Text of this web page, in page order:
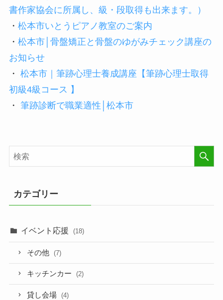
書作家協会に所属し、級・段取得も出来ます。）
・ 松本市いとうピアノ教室のご案内
・ 松本市│骨盤矯正と骨盤のゆがみチェック講座の
お知らせ
・ 松本市｜筆跡心理士養成講座【筆跡心理士取得
初級4級コース 】
・ 筆跡診断で職業適性│松本市
カテゴリー
イベント応援 (18)
その他 (7)
キッチンカー (2)
貸し会場 (4)